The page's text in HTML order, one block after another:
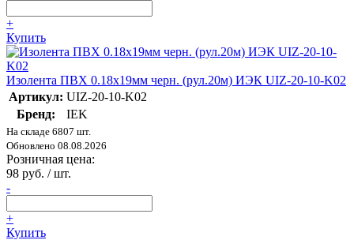
+
Купить
Изолента ПВХ 0.18х19мм черн. (рул.20м) ИЭК UIZ-20-10-K02
Артикул: UIZ-20-10-K02
Бренд:
IEK
На складе 6807 шт.
Обновлено 08.08.2026
Розничная цена:
98 руб. / шт.
-
+
Купить